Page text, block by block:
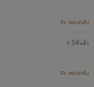
ตอบกลับ
9 ปีที่แล้ว
ตอบกลับ